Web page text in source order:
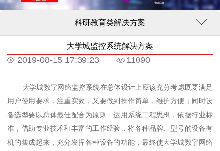
科研教育类解决方案
大学城监控系统解决方案
2019-08-15 17:39:23 11090
大学城数字网络监控系统在总体设计上应该充分考虑既要满足
用户使用要求，注重实效，又要做到操作简单，维护方便；同时设
备选型要以总体最佳配合为原则，运用系统工程思想，依据行业标
准，借助专业技术和丰富的工作经验，将各种品牌、型号的设备有
机的集成起来，充分发挥各种设备的功能，最终使大学城数字网络